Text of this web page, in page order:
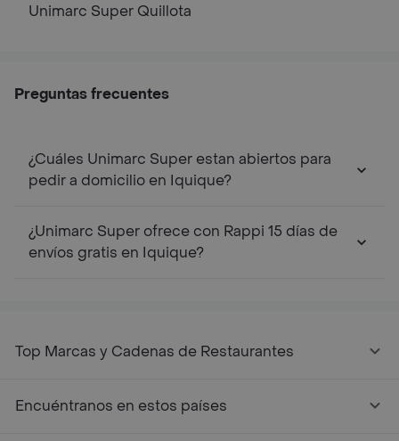
Unimarc Super Quillota
Preguntas frecuentes
¿Cuáles Unimarc Super estan abiertos para
pedir a domicilio en Iquique?
¿Unimarc Super ofrece con Rappi 15 días de
envíos gratis en Iquique?
Top Marcas y Cadenas de Restaurantes
Encuéntranos en estos países